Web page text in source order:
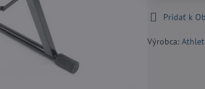
Pridať k
Výrobca: